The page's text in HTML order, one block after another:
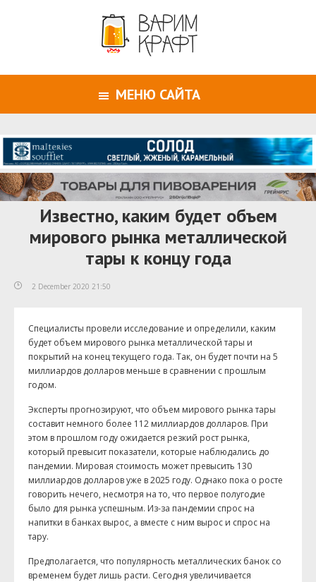
МЕНЮ САЙТА
Известно, каким будет объем
мирового рынка металлической
тары к концу года
2 December 2020 21:50
Специалисты провели исследование и определили, каким
будет объем мирового рынка металлической тары и
покрытий на конец текущего года. Так, он будет почти на 5
миллиардов долларов меньше в сравнении с прошлым
годом.
Эксперты прогнозируют, что объем мирового рынка тары
составит немного более 112 миллиардов долларов. При
этом в прошлом году ожидается резкий рост рынка,
который превысит показатели, которые наблюдались до
пандемии. Мировая стоимость может превысить 130
миллиардов долларов уже в 2025 году. Однако пока о росте
говорить нечего, несмотря на то, что первое полугодие
было для рынка успешным. Из-за пандемии спрос на
напитки в банках вырос, а вместе с ним вырос и спрос на
тару.
Предполагается, что популярность металлических банок со
временем будет лишь расти. Сегодня увеличивается